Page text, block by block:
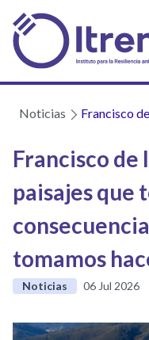
Noticias
Francisco
paisajes que
tenemos
decisiones
tomamos
Francisco de
paisajes que
tomamos
Noticias 06 Jul 2026